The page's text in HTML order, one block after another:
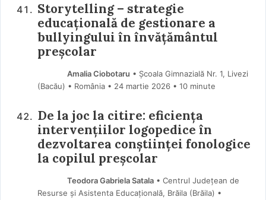
Storytelling – strategie
educațională de gestionare a
bullyingului în învățământul
preșcolar
Amalia Ciobotaru • Școala Gimnazială Nr. 1, Livezi
(Bacău) • România
24 martie 2026 • 10 minute
De la joc la citire: eficiența
intervențiilor logopedice în
dezvoltarea conștiinței fonologice
la copilul preșcolar
Teodora Gabriela Satala• Centrul Județean de
Resurse și Asistenta Educațională, Brăila (Brăila) •